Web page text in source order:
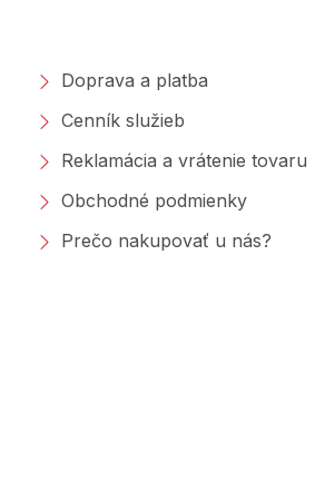
p
v
y
v
ý
p
Doprava a platba
Cenník služieb
Reklamácia a vrátenie tovaru
Obchodné podmienky
Prečo nakupovať u nás?